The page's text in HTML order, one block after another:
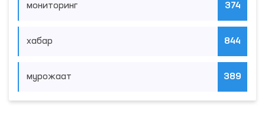
мониторинг 374
хабар 844
мурожаат 389